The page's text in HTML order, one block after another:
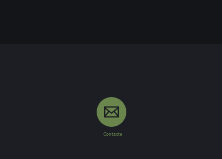
Contacte